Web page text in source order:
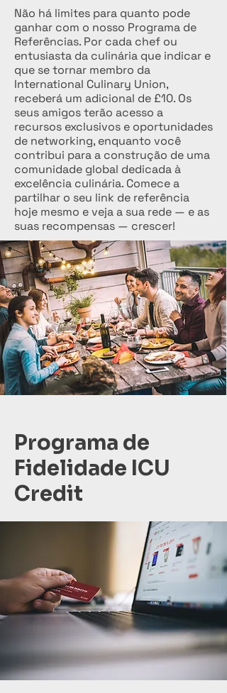
Não há limites para quanto pode
ganhar com o nosso Programa de
Referências. Por cada chef ou
entusiasta da culinária que indicar e
que se tornar membro da
International Culinary Union,
receberá um adicional de £10. Os
seus amigos terão acesso a
recursos exclusivos e oportunidades
de networking, enquanto você
contribui para a construção de uma
comunidade global dedicada à
excelência culinária. Comece a
partilhar o seu link de referência
hoje mesmo e veja a sua rede — e as
suas recompensas — crescer!
Programa de
Fidelidade ICU
Credit